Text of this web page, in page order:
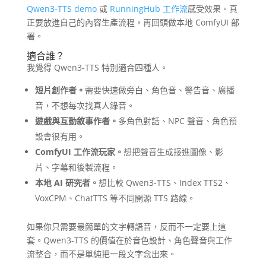
Qwen3-TTS demo或 RunningHub 工作流感受效果。真
正要放進自己的內容生產流程，再回頭做本地 ComfyUI 部
署。
適合誰？
我覺得 Qwen3-TTS 特別適合四種人。
短片創作者。 需要快速做旁白、角色音、警告音、廣播
音，不想每次找真人錄音。
遊戲與互動敘事作者。 多角色對話、NPC 聲音、角色預
設會很有用。
ComfyUI 工作流玩家。 想把聲音生成接進圖像、影
片、字幕和後製流程。
本地 AI 研究者。 想比較 Qwen3-TTS、Index TTS2、
VoxCPM、ChatTTS 等不同開源 TTS 路線。
如果你只需要最簡單的文字轉語音，反而不一定要上這
套。Qwen3-TTS 的價值在於音色設計、角色聲音與工作
流整合，而不是單純把一段文字念出來。